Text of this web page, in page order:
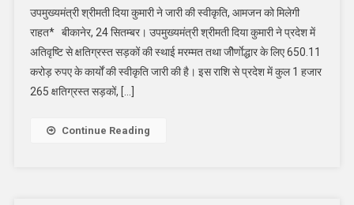
उपमुख्यमंत्री श्रीमती दिया कुमारी ने जारी की स्वीकृति, आमजन को मिलेगी
राहत* बीकानेर, 24 सितम्बर। उपमुख्यमंत्री श्रीमती दिया कुमारी ने प्रदेश में
अतिवृष्टि से क्षतिग्रस्त सड़कों की स्थाई मरम्मत तथा जीेर्णाेद्धार के लिए 650.11
करोड़ रुपए के कार्यों की स्वीकृति जारी की है। इस राशि से प्रदेश में कुल 1 हजार
265 क्षतिग्रस्त सड़कों, […]
Continue Reading